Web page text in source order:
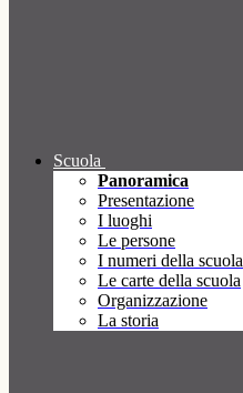
Scuola
Panoramica
Presentazione
I luoghi
Le persone
I numeri della scuola
Le carte della scuola
Organizzazione
La storia